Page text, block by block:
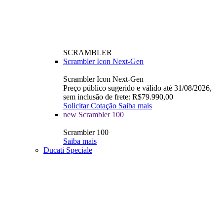
SCRAMBLER
Scrambler Icon Next-Gen
Scrambler Icon Next-Gen
Preço público sugerido e válido até 31/08/2026,
sem inclusão de frete: R$79.990,00
Solicitar Cotação Saiba mais
new Scrambler 100
Scrambler 100
Saiba mais
Ducati Speciale